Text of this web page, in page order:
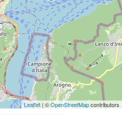
Leaflet | ©OpenStreetMapcontributors